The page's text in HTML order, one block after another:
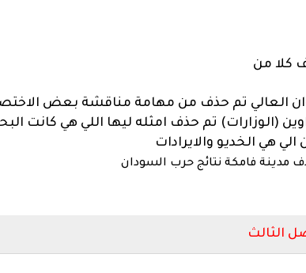
كلا من
الي هي الخديو والايرادات
الثالث